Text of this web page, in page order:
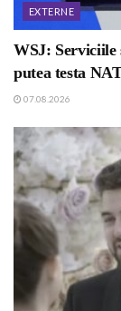
EXTERNE
WSJ: Serviciile
putea testa
07.08.2026